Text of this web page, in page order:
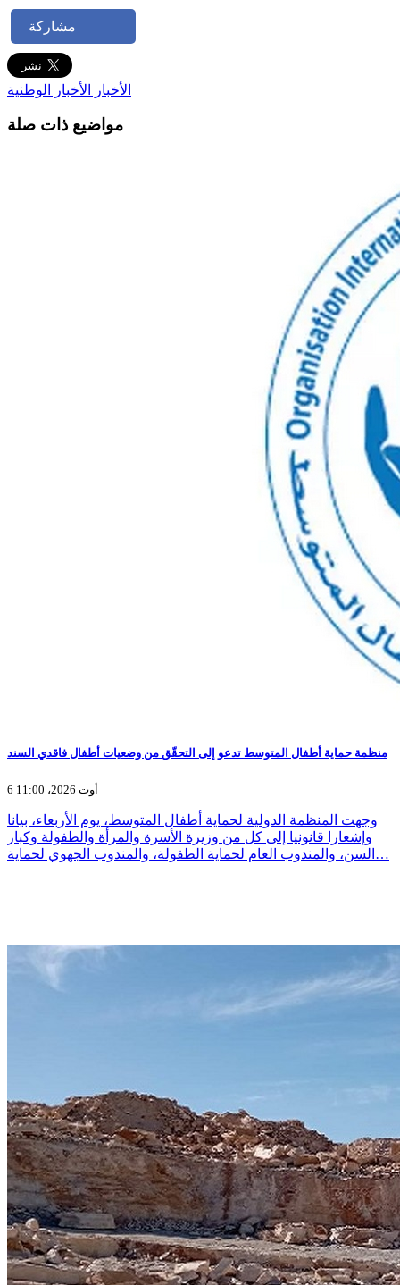
مشاركة
الأخبار الأخبار الوطنية
مواضيع ذات صلة
منظمة حماية أطفال المتوسط تدعو إلى التحقّق من وضعيات أطفال فاقدي السند
6 أوت 2026، 11:00
وجهت المنظمة الدولية لحماية أطفال المتوسط، يوم الأربعاء، بيانا
وإشعارا قانونيا إلى كل من وزيرة الأسرة والمرأة والطفولة وكبار
السن، والمندوب العام لحماية الطفولة، والمندوب الجهوي لحماية…